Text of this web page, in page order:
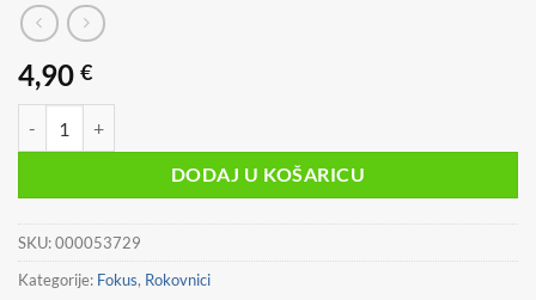
4,90 €
DODAJ U KOŠARICU
SKU:000053729
Kategorije: Fokus, Rokovnici